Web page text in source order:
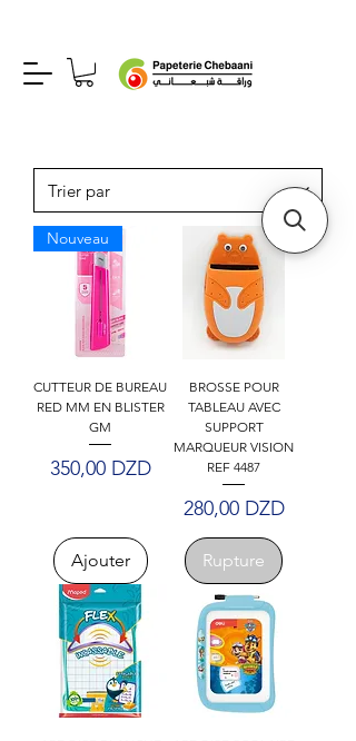
Nouveau
CUTTEUR DE BUREAU
RED MM EN BLISTER
GM
Prix
350,00 DZD
Ajouter
BROSSE POUR
TABLEAU AVEC
SUPPORT
MARQUEUR VISION
REF 4487
Prix
280,00 DZD
Rupture